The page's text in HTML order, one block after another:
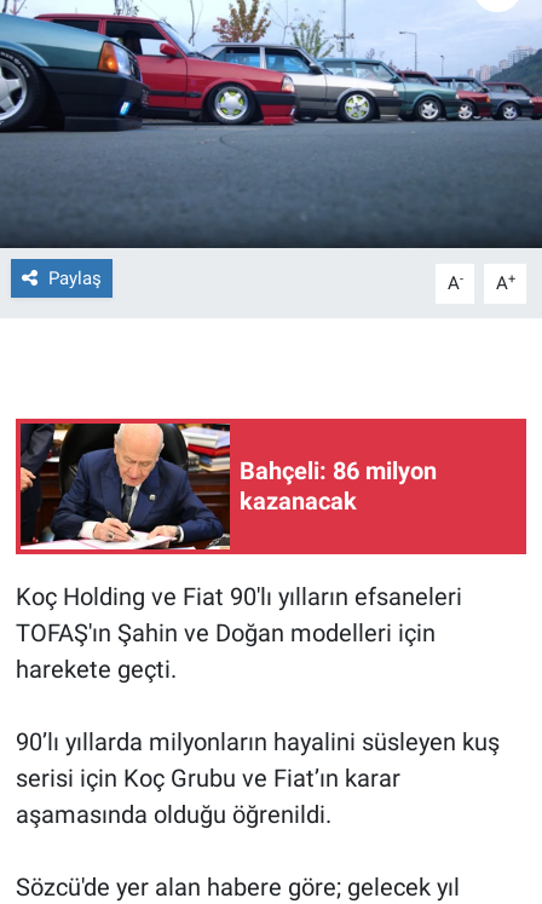
Paylaş A- A+
Bahçeli: 86 milyon
kazanacak
Koç Holding ve Fiat 90'lı yılların efsaneleri
TOFAŞ'ın Şahin ve Doğan modelleri için
harekete geçti.
90’lı yıllarda milyonların hayalini süsleyen kuş
serisi için Koç Grubu ve Fiat’ın karar
aşamasında olduğu öğrenildi.
Sözcü'de yer alan habere göre; gelecek yıl
Eğlence
Ekonomi
Gerçeğin İzinde
Gün Başlıyor
Gündem Özel
Günün görüntüsü
İlan
Koronavirüs
Kültür Sanat
Ne demişti